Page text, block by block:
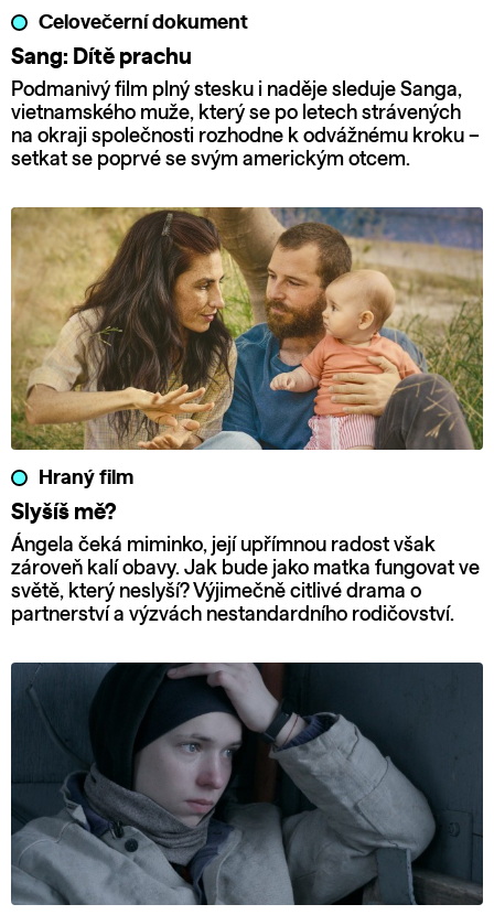
Celovečerní dokument
Sang: Dítě prachu
Podmanivý film plný stesku i naděje sleduje Sanga,
vietnamského muže, který se po letech strávených
na okraji společnosti rozhodne k odvážnému kroku –
setkat se poprvé se svým americkým otcem.
Hraný film
Slyšíš mě?
Ángela čeká miminko, její upřímnou radost však
zároveň kalí obavy. Jak bude jako matka fungovat ve
světě, který neslyší? Výjimečně citlivé drama o
partnerství a výzvách nestandardního rodičovství.